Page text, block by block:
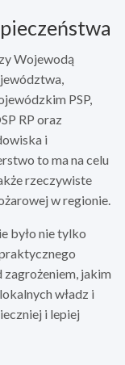
Wojewodą
PSP,
RP oraz
i
to ma na celu
rzeczywiste
w regionie.
było nie tylko
jakim
władz i
i lepiej